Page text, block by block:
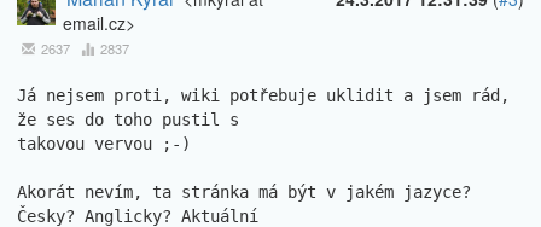
email.cz>
2637 2837
Já nejsem proti, wiki potřebuje uklidit a jsem rád,
že ses do toho pustil s
takovou vervou ;-)
Akorát nevím, ta stránka má být v jakém jazyce?
Česky? Anglicky? Aktuální